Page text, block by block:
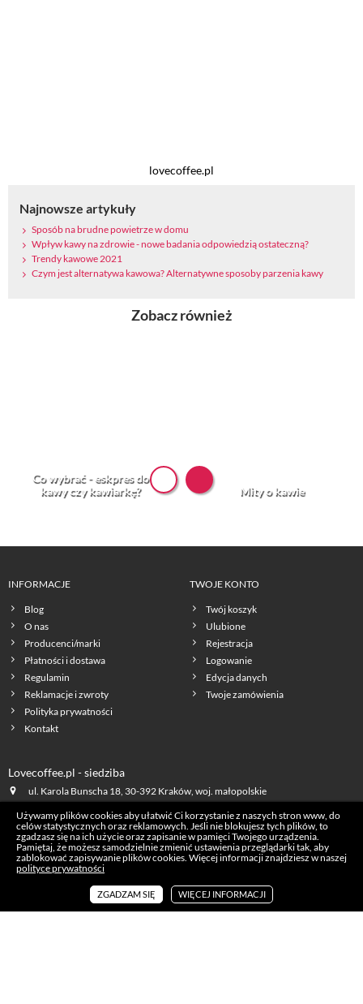
Najnowsze artykuły
Sposób na brudne powietrze w domu
Wpływ kawy na zdrowie - nowe badania odpowiedzią ostateczną?
Trendy kawowe 2021
Czym jest alternatywa kawowa? Alternatywne sposoby parzenia kawy
lovecoffee.pl
Zobacz również
Co wybrać - eskpres do
kawy czy kawiarkę?
Mity o kawie
INFORMACJE
Blog
O nas
Producenci/marki
Płatności i dostawa
Regulamin
Reklamacje i zwroty
Polityka prywatności
Kontakt
TWOJE KONTO
Twój koszyk
Ulubione
Rejestracja
Logowanie
Edycja danych
Twoje zamówienia
Lovecoffee.pl - siedziba
ul. Karola Bunscha 18, 30-392 Kraków, woj. małopolskie
NIP: 628 226 64 84
MASZ PYTANIA?
731 451 511
pon. - pt.: 8:00 - 16:00
biuro@lovecoffee.pl
Używamy plików cookies aby ułatwić Ci korzystanie z naszych stron www, do
celów statystycznych oraz reklamowych. Jeśli nie blokujesz tych plików, to
zgadzasz się na ich użycie oraz zapisanie w pamięci Twojego urządzenia.
Pamiętaj, że możesz samodzielnie zmienić ustawienia przeglądarki tak, aby
zablokować zapisywanie plików cookies. Więcej informacji znajdziesz w naszej
polityce prywatności
ZGADZAM SIĘ WIĘCEJ INFORMACJI